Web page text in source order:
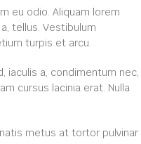
eu odio. Aliquam lorem
tellus. Vestibulum
turpis et arcu.
iaculis a, condimentum nec,
cursus lacinia erat. Nulla
metus at tortor pulvinar